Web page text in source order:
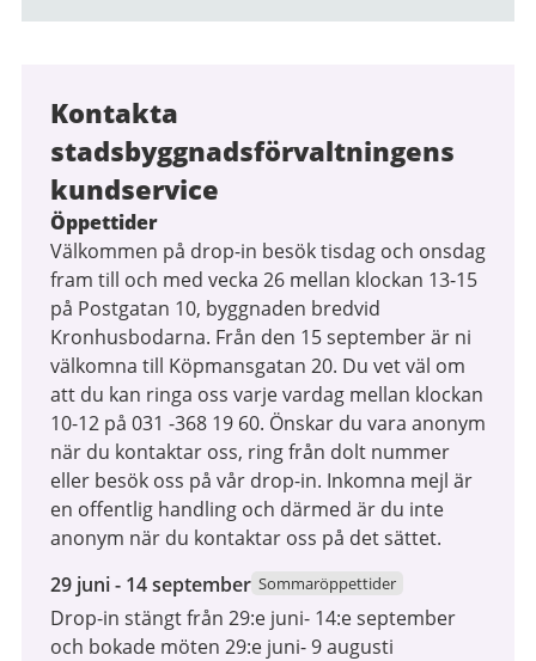
Kontakta
stadsbyggnadsförvaltningens
kundservice
Öppettider
Välkommen på drop-in besök tisdag och onsdag
fram till och med vecka 26 mellan klockan 13-15
på Postgatan 10, byggnaden bredvid
Kronhusbodarna. Från den 15 september är ni
välkomna till Köpmansgatan 20. Du vet väl om
att du kan ringa oss varje vardag mellan klockan
10-12 på 031 -368 19 60. Önskar du vara anonym
när du kontaktar oss, ring från dolt nummer
eller besök oss på vår drop-in. Inkomna mejl är
en offentlig handling och därmed är du inte
anonym när du kontaktar oss på det sättet.
29
juni
2026
29 juni - 14 september Sommaröppettider
Drop-in stängt från 29:e juni- 14:e september
och bokade möten 29:e juni- 9 augusti